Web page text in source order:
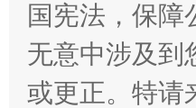
揭开“小金库”的免
国宪法，保障
无意中涉及到
或更正。特请